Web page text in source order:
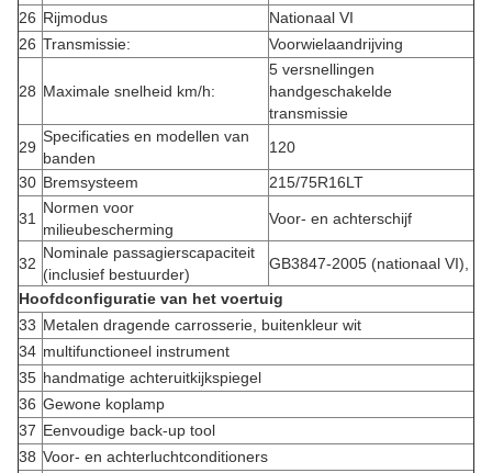
26 Rijmodus
Nationaal VI
26 Transmissie: Voorwielaandrijving
28 Maximale snelheid km/h:
5 versnellingen
handgeschakelde
transmissie
29
Specificaties en modellen van
banden
120
30 Bremsysteem 215/75R16LT
31
Normen voor
milieubescherming
Voor- en achterschijf
32
Nominale passagierscapaciteit
(inclusief bestuurder)
GB3847-2005 (nationaal VI),
Hoofdconfiguratie van het voertuig
33 Metalen dragende carrosserie, buitenkleur wit
34 multifunctioneel instrument
35 handmatige achteruitkijkspiegel
36 Gewone koplamp
37 Eenvoudige back-up tool
38 Voor- en achterluchtconditioners